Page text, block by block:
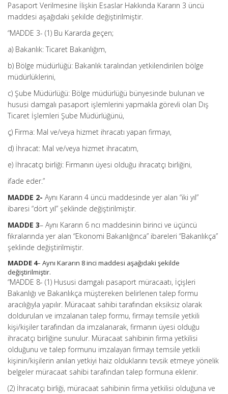
Pasaport Verilmesine İlişkin Esaslar Hakkında Kararın 3 üncü
maddesi aşağıdaki şekilde değiştirilmiştir.
“MADDE 3- (1) Bu Kararda geçen;
a) Bakanlık: Ticaret Bakanlığım,
b) Bölge müdürlüğü: Bakanlık taralından yetkilendirilen bölge
müdürlüklerini,
c) Şube Müdürlüğü: Bölge müdürlüğü bünyesinde bulunan ve
hususi damgalı pasaport işlemlerini yapmakla görevli olan Dış
Ticaret İşlemleri Şube Müdürlüğünü,
ç) Firma: Mal ve/veya hizmet ihracatı yapan firmayı,
d) İhracat: Mal ve/veya hizmet ihracatım,
e) İhracatçı birliği: Firmanın üyesi olduğu ihracatçı birliğini,
ifade eder.”
MADDE 2- Aynı Kararın 4 üncü maddesinde yer alan “iki yıl”
ibaresi “dört yıl” şeklinde değiştirilmiştir.
MADDE 3– Aynı Kararın 6 ncı maddesinin birinci ve üçüncü
fıkralarında yer alan “Ekonomi Bakanlığınca” ibareleri “Bakanlıkça”
şeklinde değiştirilmiştir.
MADDE 4– Aynı Kararın 8 inci maddesi aşağıdaki şekilde
değiştirilmiştir.
“MADDE 8- (1) Hususi damgalı pasaport müracaatı, İçişleri
Bakanlığı ve Bakanlıkça müştereken belirlenen talep formu
aracılığıyla yapılır. Müracaat sahibi tarafından eksiksiz olarak
doldurulan ve imzalanan talep formu, firmayı temsile yetkili
kişi/kişiler tarafından da imzalanarak, firmanın üyesi olduğu
ihracatçı birliğine sunulur. Müracaat sahibinin firma yetkilisi
olduğunu ve talep formunu imzalayan firmayı temsile yetkili
kişinin/kişilerin anılan yetkiyi haiz olduklarını tevsik etmeye yönelik
belgeler müracaat sahibi tarafından talep formuna eklenir.
(2) İhracatçı birliği, müracaat sahibinin firma yetkilisi olduğuna ve